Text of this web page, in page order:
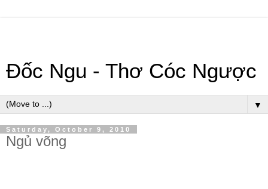
Đốc Ngu - Thơ Cóc Ngược
▼
Saturday, October 9, 2010
Ngủ võng